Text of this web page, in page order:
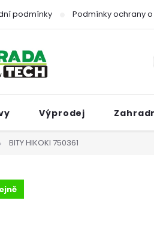
podmínky Podmínky ochrany
Výprodej
BITY HIKOKI 750361